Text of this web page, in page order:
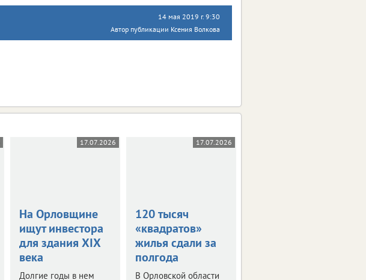
14 мая 2019 г. 9:30
Автор публикации Ксения Волкова
17.07.2026
На Орловщине
ищут инвестора
для здания XIX
века
Долгие годы в нем
17.07.2026
120 тысяч
«квадратов»
жилья сдали за
полгода
В Орловской области